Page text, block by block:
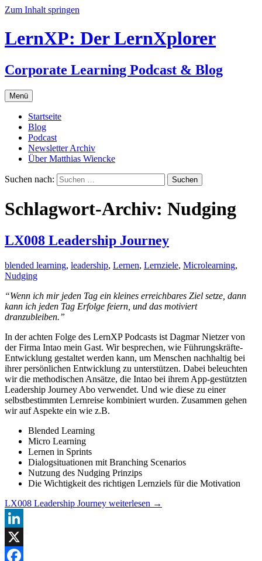
Zum Inhalt springen
LernXP: Der LernXplorer
Corporate Learning Podcast & Blog
Menü
Startseite
Blog
Podcast
Newsletter Archiv
Über Matthias Wiencke
Suchen nach:
Schlagwort-Archiv: Nudging
LX008 Leadership Journey
blended learning, leadership, Lernen, Lernziele, Microlearning,
Nudging
“Wenn ich mir jeden Tag ein kleines erreichbares Ziel setze, dann
kann ich jeden Tag Erfolge feiern, und das motiviert
dranzubleiben.”
In der achten Folge des LernXP Podcasts ist Dagmar Nietzer von
der Firma Intao mein Gast. Wir besprechen, wie Führungskräfte-
Entwicklung gestaltet werden kann, um Menschen nachhaltig bei
ihrer persönlichen Entwicklung zu unterstützen. Dabei beleuchten
wir die methodischen Ansätze, die Intao bei ihrem App-gestützten
Leadership Journey Abo verwendet. Und wie diese zu einer
selbstbestimmten Lernreise kombiniert wurden. Zusammen gehen
wir auf Aspekte ein wie z.B.
Blended Learning
Micro Learning
Lernen in Sprints
Dialogsituationen mit Branching Scenarios
Nutzung des Nudging Prinzips
Die Wichtigkeit des richtigen Lernziels für die Motivation
LX008 Leadership Journey weiterlesen →
LinkedIn
X